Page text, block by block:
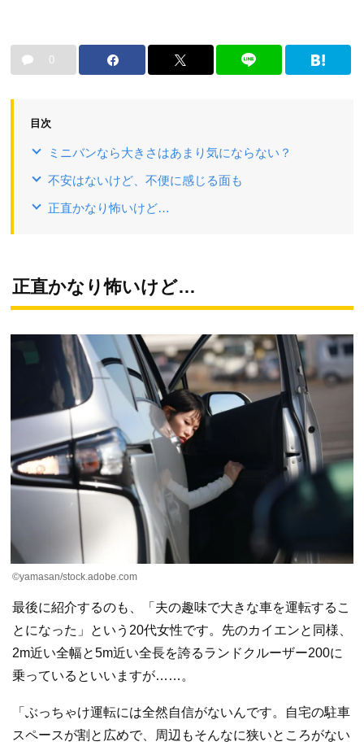
0
目次
ミニバンなら大きさはあまり気にならない？
不安はないけど、不便に感じる面も
正直かなり怖いけど…
正直かなり怖いけど…
©yamasan/stock.adobe.com
最後に紹介するのも、「夫の趣味で大きな車を運転するこ
とになった」という20代女性です。先のカイエンと同様、
2m近い全幅と5m近い全長を誇るランドクルーザー200に
乗っているといいますが……。
「ぶっちゃけ運転には全然自信がないんです。自宅の駐車
スペースが割と広めで、周辺もそんなに狭いところがない